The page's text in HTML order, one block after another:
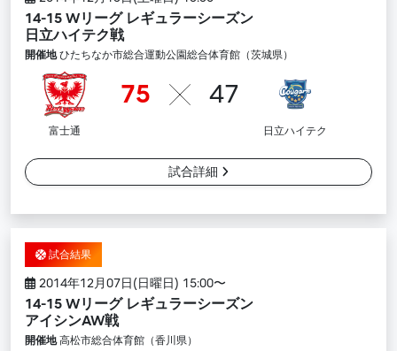
14-15 Wリーグ レギュラーシーズン
日立ハイテク戦
開催地ひたちなか市総合運動公園総合体育館（茨城県）
75 47
富士通 日立ハイテク
試合詳細
試合結果
2014年12月07日(日曜日) 15:00〜
14-15 Wリーグ レギュラーシーズン
アイシンAW戦
開催地高松市総合体育館（香川県）